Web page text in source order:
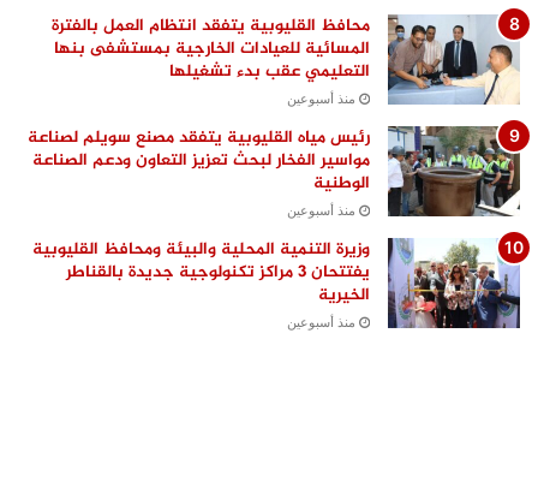
محافظ القليوبية يتفقد انتظام العمل بالفترة
المسائية للعيادات الخارجية بمستشفى بنها
التعليمي عقب بدء تشغيلها
منذ أسبوعين
رئيس مياه القليوبية يتفقد مصنع سويلم لصناعة
مواسير الفخار لبحث تعزيز التعاون ودعم الصناعة
الوطنية
منذ أسبوعين
وزيرة التنمية المحلية والبيئة ومحافظ القليوبية
يفتتحان 3 مراكز تكنولوجية جديدة بالقناطر
الخيرية
منذ أسبوعين